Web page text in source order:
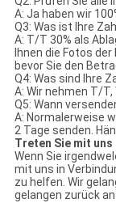
A: Ja haben wir
Q3: Was ist Ihre
A: T/T 30% als
Ihnen die Fotos
bevor Sie den
Q4: Was sind Ihre
A: Wir nehmen T/T,
Q5: Wann
A: Normalerweise
2 Tage senden.
Treten Sie mit uns
Wenn Sie
mit uns in
zu helfen. Wir
gelangen zurück